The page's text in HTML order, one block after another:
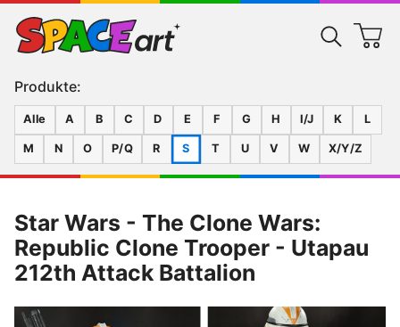
Produkte:
Alle A B C D E F G H I/J K L
M N O P/Q R S T U V W X/Y/Z
Star Wars - The Clone Wars:
Republic Clone Trooper - Utapau
212th Attack Battalion